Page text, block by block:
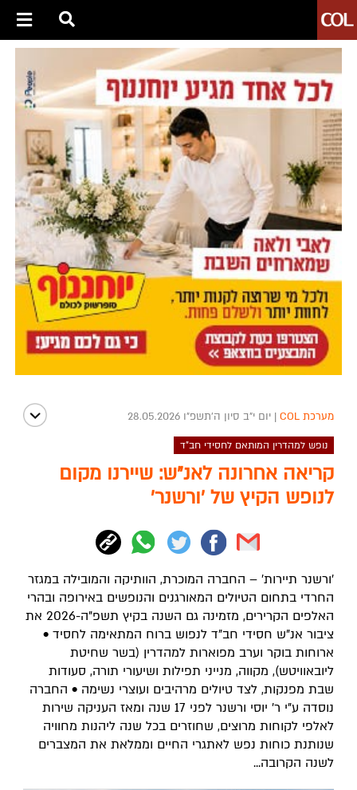
מערכת COL | יום י"ב סיון ה׳תשפ״ו 28.05.2026
נופש למהדרין המותאם לחסידי חב"ד
קריאה אחרונה לאנ"ש: שיירנו מקום
לנופש הקיץ של 'ורשנר'
'ורשנר תיירות' – החברה המוכרת, הוותיקה והמובילה במגזר
החרדי בתחום הטיולים המאורגנים והנופשים באירופה ובהרי
האלפים הקרירים, מזמינה גם השנה בקיץ תשפ"ה-2026 את
ציבור אנ"ש חסידי חב"ד לנפוש ברוח המתאימה לחסיד •
ארוחות בוקר וערב מפוארות למהדרין (בשר שחיטת
ליובאוויטש), מקווה, מנייני תפילות ושיעורי תורה, סעודות
שבת מפנקות, לצד טיולים מרהיבים ועוצרי נשימה • החברה
נוסדה ע"י ר' יוסי ורשנר לפני 17 שנה ומאז העניקה שירות
לאלפי לקוחות מרוצים, שחוזרים בכל שנה ליהנות מחוויה
שנותנת כוחות נפש לאתגרי החיים וממלאת את המצברים
לשנה הקרובה...